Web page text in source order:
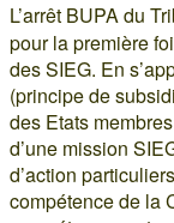
L’arrêt BUPA du
pour la première
des SIEG. En
(principe de
des Etats
d’une mission
d’action
compétence de la